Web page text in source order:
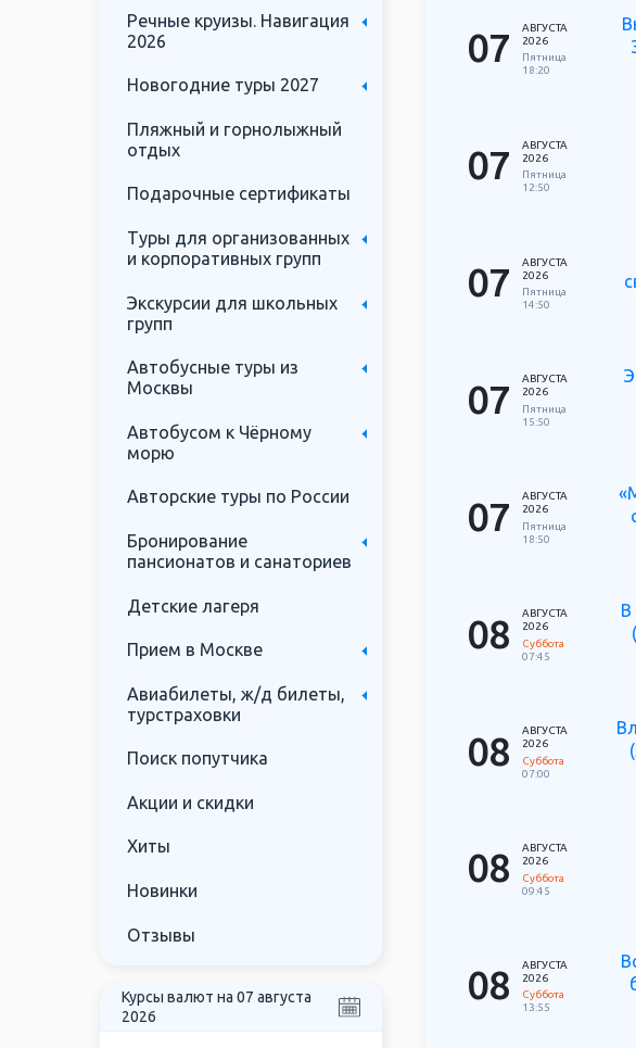
Речные круизы. Навигация
2026
Новогодние туры 2027
Пляжный и горнолыжный
отдых
Подарочные сертификаты
Туры для организованных
и корпоративных групп
Экскурсии для школьных
групп
Автобусные туры из
Москвы
Автобусом к Чёрному
морю
Авторские туры по России
Бронирование
пансионатов и санаториев
Детские лагеря
Прием в Москве
Авиабилеты, ж/д билеты,
турстраховки
Поиск попутчика
Акции и скидки
Хиты
Новинки
Отзывы
Курсы валют на 07 августа
2026
07
АВГУСТА
2026
Пятница
18:20
07
АВГУСТА
2026
Пятница
12:50
07
АВГУСТА
2026
Пятница
14:50
07
АВГУСТА
2026
Пятница
15:50
07
АВГУСТА
2026
Пятница
18:50
08
АВГУСТА
2026
Суббота
07:45
В
08
АВГУСТА
2026
Суббота
07:00
08
АВГУСТА
2026
Суббота
09:45
08
АВГУСТА
2026
Суббота
13:55